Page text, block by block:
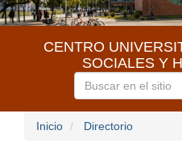
CENTRO
SOCIALES Y
Inicio Directorio